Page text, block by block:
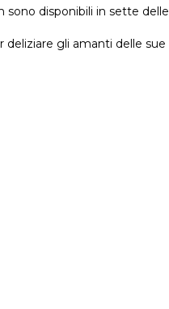
disponibili in sette
gli amanti delle